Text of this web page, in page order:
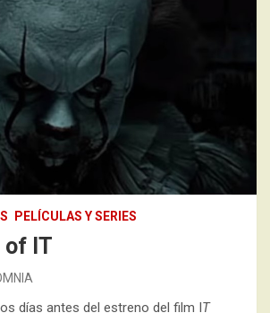
PELÍCULAS Y SERIES
of IT
días antes del estreno del film IT